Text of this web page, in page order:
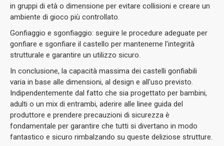
in gruppi di età o dimensione per evitare collisioni e creare un
ambiente di gioco più controllato.
Gonfiaggio e sgonfiaggio: seguire le procedure adeguate per
gonfiare e sgonfiare il castello per mantenerne l'integrità
strutturale e garantire un utilizzo sicuro.
In conclusione, la capacità massima dei castelli gonfiabili
varia in base alle dimensioni, al design e all'uso previsto.
Indipendentemente dal fatto che sia progettato per bambini,
adulti o un mix di entrambi, aderire alle linee guida del
produttore e prendere precauzioni di sicurezza è
fondamentale per garantire che tutti si divertano in modo
fantastico e sicuro rimbalzando su queste deliziose strutture.